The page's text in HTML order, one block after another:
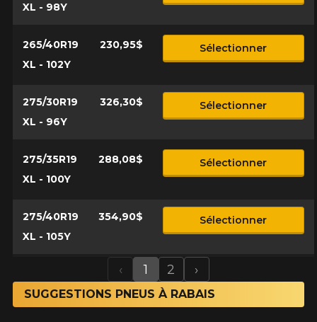
XL - 98Y
265/40R19
XL - 102Y
230,95$ Sélectionner
275/30R19
XL - 96Y
326,30$ Sélectionner
275/35R19
XL - 100Y
288,08$ Sélectionner
275/40R19
XL - 105Y
354,90$ Sélectionner
Previous
‹ 1 2 Next
›
SUGGESTIONS PNEUS À RABAIS